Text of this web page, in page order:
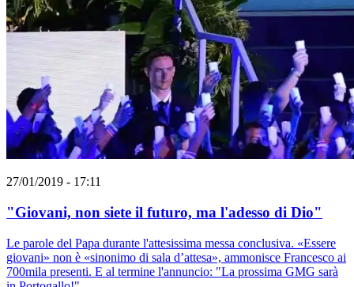
27/01/2019 - 17:11
"Giovani, non siete il futuro, ma l'adesso di Dio"
Le parole del Papa durante l'attesissima messa conclusiva. «Essere
giovani» non è «sinonimo di sala d’attesa», ammonisce Francesco ai
700mila presenti. E al termine l'annuncio: "La prossima GMG sarà